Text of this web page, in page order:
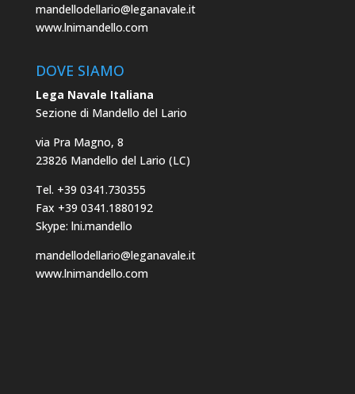
mandellodellario@leganavale.it
www.lnimandello.com
DOVE SIAMO
Lega Navale Italiana
Sezione di Mandello del Lario
via Pra Magno, 8
23826 Mandello del Lario (LC)
Tel. +39 0341.730355
Fax +39 0341.1880192
Skype: lni.mandello
mandellodellario@leganavale.it
www.lnimandello.com